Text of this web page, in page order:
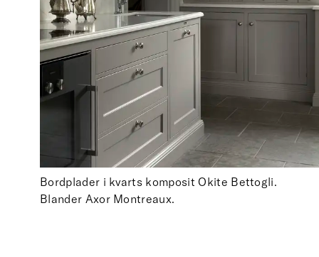
Bordplader i kvarts komposit Okite Bettogli.
Blander Axor Montreaux.